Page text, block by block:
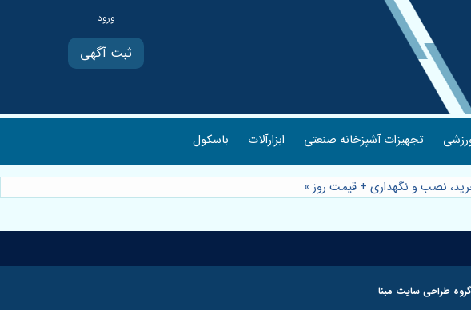
ثبت آگهی
تجهیزات آشپزخانه صنعتی ابزارآلات باسکول
نصب و نگهداری + قیمت روز»
گروه طراحی سایت مبنا